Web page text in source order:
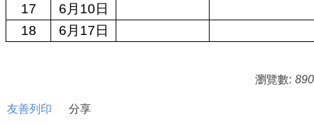
17
6月10日
18
6月17日
瀏覽數: 890
友善列印 分享